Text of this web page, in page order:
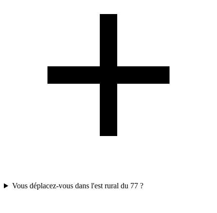
Vous déplacez-vous dans l'est rural du 77 ?